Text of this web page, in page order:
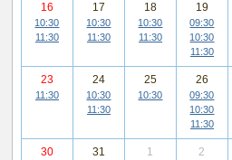
16
10:30
11:30
17
10:30
11:30
18
10:30
11:30
19
09:30
10:30
11:30
23
11:30
24
10:30
11:30
25
10:30
26
09:30
10:30
11:30
30 31 1 2